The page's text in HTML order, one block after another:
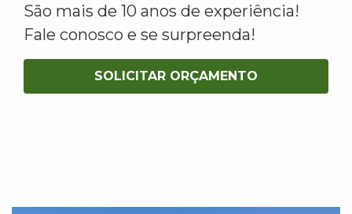
São mais de 10 anos de experiência!
Fale conosco e se surpreenda!
SOLICITAR ORÇAMENTO